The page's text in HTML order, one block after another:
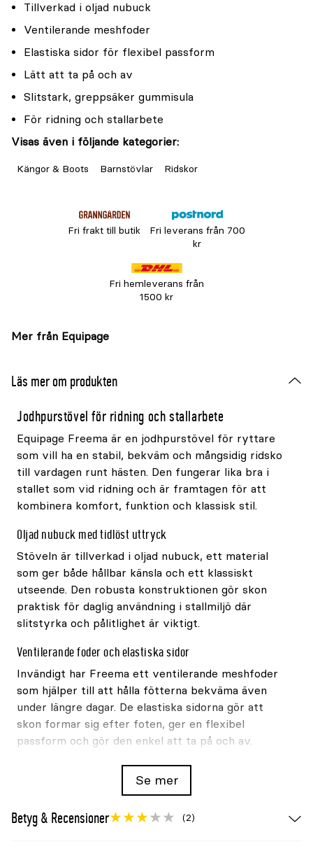
Tillverkad i oljad nubuck
Ventilerande meshfoder
Elastiska sidor för flexibel passform
Lätt att ta på och av
Slitstark, greppsäker gummisula
För ridning och stallarbete
Visas även i följande kategorier:
Kängor & Boots Barnstövlar Ridskor
Fri frakt till butik
Fri leverans från 700
kr
Fri hemleverans från
1500 kr
Mer från Equipage
Läs mer om produkten
Jodhpurstövel för ridning och stallarbete
Equipage Freema är en jodhpurstövel för ryttare
som vill ha en stabil, bekväm och mångsidig ridsko
till vardagen runt hästen. Den fungerar lika bra i
stallet som vid ridning och är framtagen för att
kombinera komfort, funktion och klassisk stil.
Oljad nubuck med tidlöst uttryck
Stöveln är tillverkad i oljad nubuck, ett material
som ger både hållbar känsla och ett klassiskt
utseende. Den robusta konstruktionen gör skon
praktisk för daglig användning i stallmiljö där
slitstyrka och pålitlighet är viktigt.
Ventilerande foder och elastiska sidor
Invändigt har Freema ett ventilerande meshfoder
som hjälper till att hålla fötterna bekväma även
under längre dagar. De elastiska sidorna gör att
skon formar sig efter foten, ger en flexibel
passform och gör den enkel att ta på och av.
Stabil gummisula med grepp
Den slitstarka yttersulan i gummi ger stabilitet
rör dig mellan stallarbete, ridning och vardag.
Se mer
Betyg & Recensioner (2)